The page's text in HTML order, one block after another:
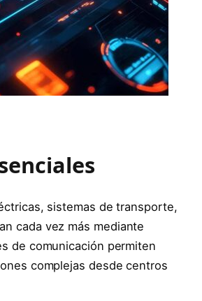
sistemas de transporte,
cada vez más mediante
de comunicación permiten
complejas desde centros